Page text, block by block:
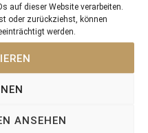
auf dieser Website verarbeiten.
oder zurückziehst, können
werden.
ANSEHEN